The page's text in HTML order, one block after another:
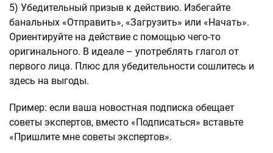
5) Убедительный призыв к действию. Избегайте
банальных «Отправить», «Загрузить» или «Начать».
Ориентируйте на действие с помощью чего-то
оригинального. В идеале – употреблять глагол от
первого лица. Плюс для убедительности сошлитесь и
здесь на выгоды.
Пример: если ваша новостная подписка обещает
советы экспертов, вместо «Подписаться» вставьте
«Пришлите мне советы экспертов».